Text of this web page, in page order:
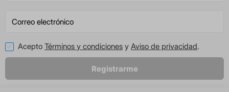
Acepto Términos y condiciones y Aviso de privacidad.
Registrarme